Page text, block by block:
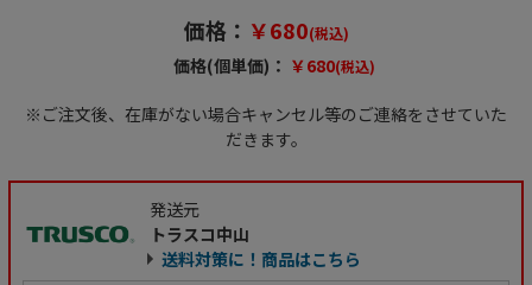
価格： ￥680(税込)
価格(個単価)： ￥680(税込)
※ご注文後、在庫がない場合キャンセル等のご連絡をさせていた
だきます。
発送元
トラスコ中山
送料対策に！商品はこちら